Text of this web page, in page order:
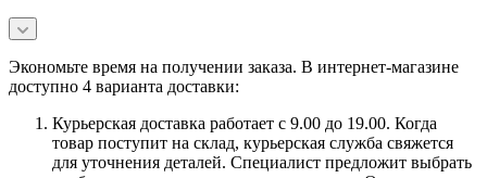
Экономьте время на получении заказа. В интернет-магазине
доступно 4 варианта доставки:
Курьерская доставка работает с 9.00 до 19.00. Когда
товар поступит на склад, курьерская служба свяжется
для уточнения деталей. Специалист предложит выбрать